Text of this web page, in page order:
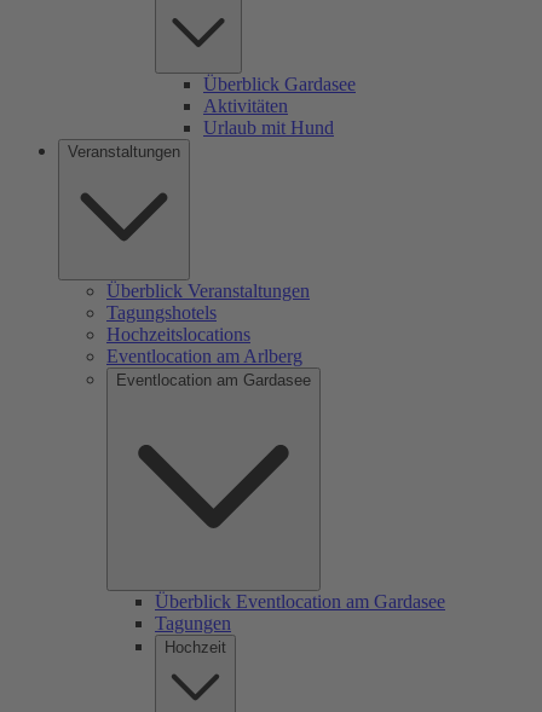
Überblick Gardasee
Aktivitäten
Urlaub mit Hund
Veranstaltungen
Überblick Veranstaltungen
Tagungshotels
Hochzeitslocations
Eventlocation am Arlberg
Eventlocation am Gardasee
Überblick Eventlocation am Gardasee
Tagungen
Hochzeit